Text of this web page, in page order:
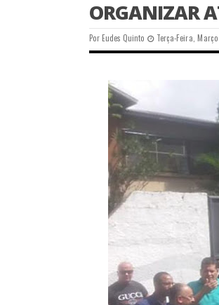
ORGANIZAR
PorEudes Quinto Terça-Feira,